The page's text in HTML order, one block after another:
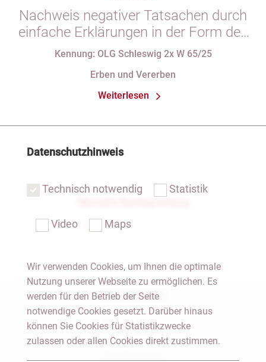
Nachweis negativer Tatsachen durch
einfache Erklärungen in der Form des
§ 29 GBO (hier: Nichtgeltendmachung
Kennung: OLG Schleswig 2x W 65/25
Erben und Vererben
Weiterlesen
Notar Dresden
Fachgebiete
Das Notariat
Datenschutzhinweis
Technisch notwendig Statistik
Video Maps
Wir verwenden Cookies, um Ihnen die optimale
Nutzung unserer Webseite zu ermöglichen. Es
werden für den Betrieb der Seite
notwendige Cookies gesetzt. Darüber hinaus
können Sie Cookies für Statistikzwecke
zulassen oder allen Cookies direkt zustimmen.